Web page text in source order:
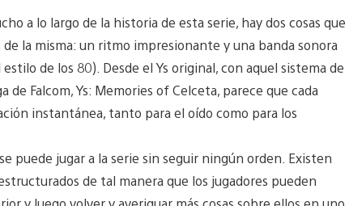
a lo largo de la historia de esta serie, hay dos cosas que
la misma: un ritmo impresionante y una banda sonora
de los 80). Desde el Ys original, con aquel sistema de
Falcom, Ys: Memories of Celceta, parece que cada
instantánea, tanto para el oído como para los
puede jugar a la serie sin seguir ningún orden. Existen
de tal manera que los jugadores pueden